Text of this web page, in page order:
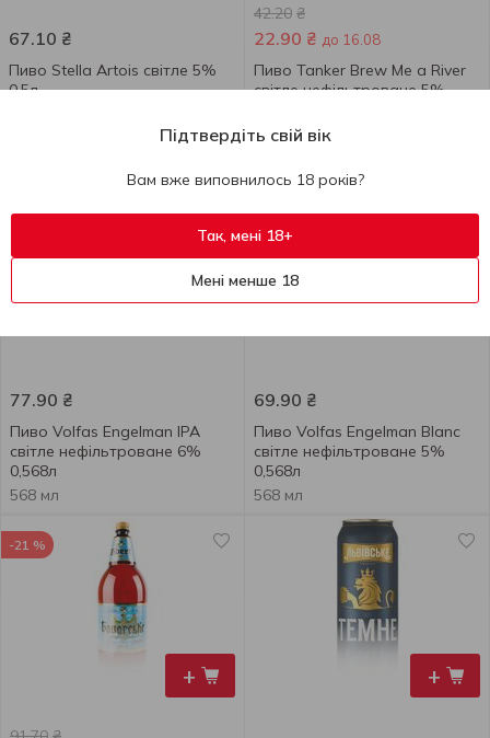
67.10 ₴
Пиво Stella Artois свiтле 5%
0,5л
42.20 ₴
22.90 ₴ до 16.08
Пиво Tanker Brew Me a River
світле нефільтроване 5%
440 мл
77.90 ₴
Пиво Volfas Engelman IPA
світле нефільтроване 6%
0,568л
568 мл
69.90 ₴
Пиво Volfas Engelman Blanc
світле нефільтроване 5%
0,568л
568 мл
+
-21 %
+
Підтвердіть свій вік
Вам вже виповнилось 18 років?
Так, мені 18+
Мені менше 18